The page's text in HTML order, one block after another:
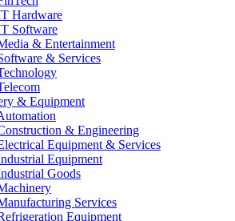
Hardware
Software
& Entertainment
& Services
& Equipment
& Engineering
Equipment & Services
Equipment
Goods
Services
Equipment